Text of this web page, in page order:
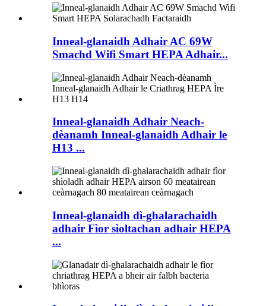
Inneal-glanaidh Adhair AC 69W
Smachd Wifi Smart HEPA Adhair...
Inneal-glanaidh Adhair Neach-
dèanamh Inneal-glanaidh Adhair le
H13 ...
Inneal-glanaidh dì-ghalarachaidh
adhair Fìor sìoltachan adhair HEPA
...